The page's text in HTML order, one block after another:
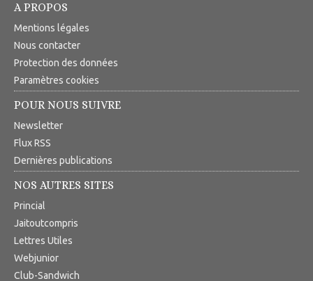
A PROPOS
Mentions légales
Nous contacter
Protection des données
Paramètres cookies
POUR NOUS SUIVRE
Newsletter
Flux RSS
Dernières publications
NOS AUTRES SITES
Princial
Jaitoutcompris
Lettres Utiles
Webjunior
Club-Sandwich